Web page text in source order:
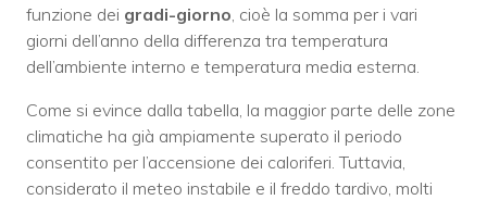
funzione dei gradi-giorno , cioè la somma per i vari
giorni dell’anno della differenza tra temperatura
dell’ambiente interno e temperatura media esterna.
Come si evince dalla tabella, la maggior parte delle zone
climatiche ha già ampiamente superato il periodo
consentito per l’accensione dei caloriferi. Tuttavia,
considerato il meteo instabile e il freddo tardivo, molti